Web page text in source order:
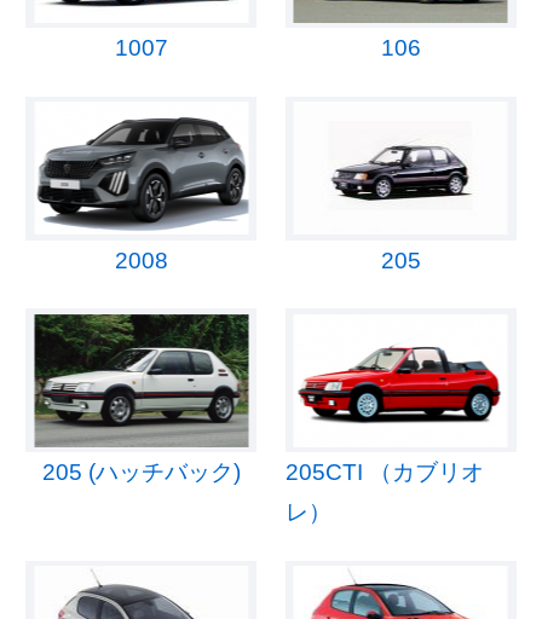
1007 106
2008 205
205 (ハッチバック)
205CTI （カブリオ
レ）